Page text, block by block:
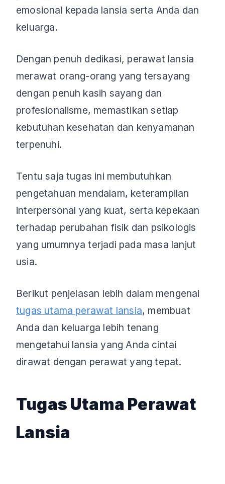
emosional kepada lansia serta Anda dan
keluarga.
Dengan penuh dedikasi, perawat lansia
merawat orang-orang yang tersayang
dengan penuh kasih sayang dan
profesionalisme, memastikan setiap
kebutuhan kesehatan dan kenyamanan
terpenuhi.
Tentu saja tugas ini membutuhkan
pengetahuan mendalam, keterampilan
interpersonal yang kuat, serta kepekaan
terhadap perubahan fisik dan psikologis
yang umumnya terjadi pada masa lanjut
usia.
Berikut penjelasan lebih dalam mengenai
tugas utama perawat lansia, membuat
Anda dan keluarga lebih tenang
mengetahui lansia yang Anda cintai
dirawat dengan perawat yang tepat.
Tugas Utama Perawat
Lansia